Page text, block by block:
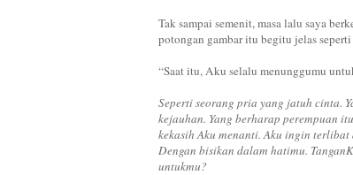
Tak sampai semenit, masa lalu saya
potongan gambar itu begitu jelas
“Saat itu, Aku selalu menunggumu
Seperti seorang pria yang jatuh cinta.
kejauhan. Yang berharap perempuan
kekasih Aku menanti. Aku ingin
Dengan bisikan dalam hatimu.
untukmu?